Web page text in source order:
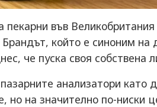
пекарни във
Брандът, който е синоним на
че пуска своя собствена
анализатори като
но на значително по-ниски